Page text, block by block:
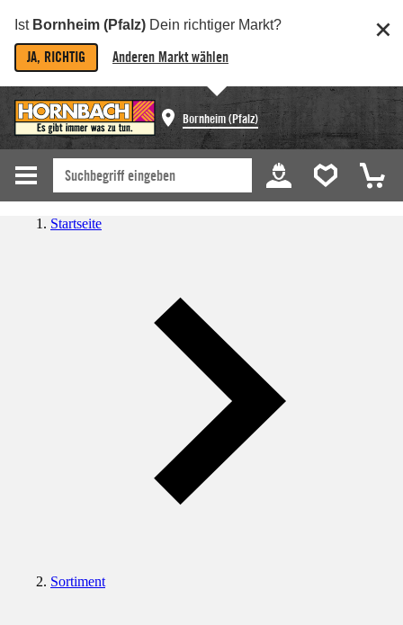
Ist Bornheim (Pfalz) Dein richtiger Markt?
JA, RICHTIG Anderen Markt wählen
Bornheim (Pfalz)
Startseite
Sortiment